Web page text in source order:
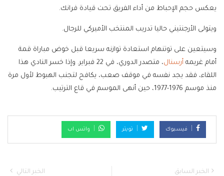
يعكس حجم الإحباط من أداء الفريق ‌تحت قيادة فرانك.
ويتولى الأرجنتيني حاليا تدريب ⁠المنتخب الأميركي للرجال.
وسيتعين على توتنهام استعادة توازنه سريعا قبل خوض مباراة قمة
أمام غريمه أرسنال
، متصدر الدوري، في 22 فبراير. وإذا ​خسر النادي هذا
اللقاء، فقد يجد نفسه في موقف صعب، يكافح لتجنب الهبوط لأول مرة
منذ موسم 1976-1977، حين أنهى الموسم في قاع الترتيب.
فيسبوك تويتر واتس اب
الخبر السابق الخبر التالي